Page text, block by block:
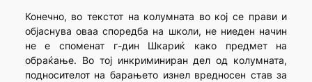
Конечно, во текстот на колумната во кој се прави и
објаснува оваа споредба на школи, не ниеден начин
не е споменат г-дин Шкариќ како предмет на
обраќање. Во тој инкриминиран дел од колумната,
подносителот на барањето изнел вредносен став за